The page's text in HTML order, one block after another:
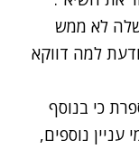
לא ממש
למה דווקא
כי בנוסף
נוספים,